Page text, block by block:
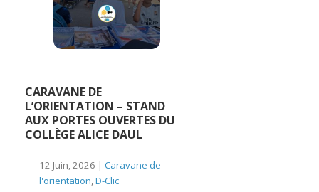
CARAVANE DE
L’ORIENTATION – STAND
AUX PORTES OUVERTES DU
COLLÈGE ALICE DAUL
12 Juin, 2026 | Caravane de
l'orientation,D-Clic